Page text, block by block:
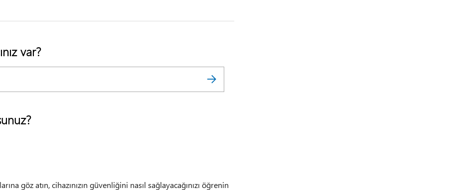
var?
göz atın, cihazınızın güvenliğini nasıl sağlayacağınızı öğrenin